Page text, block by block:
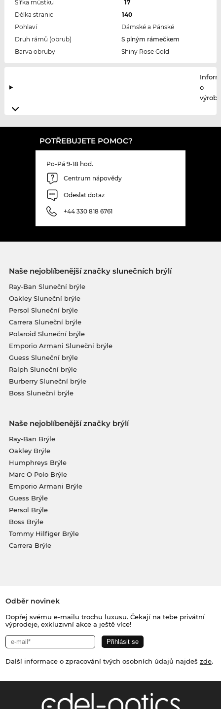
Šířka můstku
17
Délka stranic
140
Pohlaví
Dámské a Pánské
Druh rámů (obrub)
S plným rámečkem
Barva obruby
Shiny Rose Gold
o
POTŘEBUJETE POMOC?
Po-Pá 9-18 hod.
Centrum nápovědy
Odeslat dotaz
+44 330 818 6761
Naše nejoblíbenější značky slunečních brýlí
Ray-Ban Sluneční brýle
Oakley Sluneční brýle
Persol Sluneční brýle
Carrera Sluneční brýle
Polaroid Sluneční brýle
Emporio Armani Sluneční brýle
Guess Sluneční brýle
Ralph Sluneční brýle
Burberry Sluneční brýle
Boss Sluneční brýle
Naše nejoblíbenější značky brýlí
Ray-Ban Brýle
Oakley Brýle
Humphreys Brýle
Marc O Polo Brýle
Emporio Armani Brýle
Guess Brýle
Persol Brýle
Boss Brýle
Tommy Hilfiger Brýle
Carrera Brýle
Odběr novinek
Dopřej svému e-mailu trochu luxusu. Čekají na tebe privátní
výprodeje, exkluzivní akce a ještě více!
Další informace o zpracování tvých osobních údajů najdeš zde.